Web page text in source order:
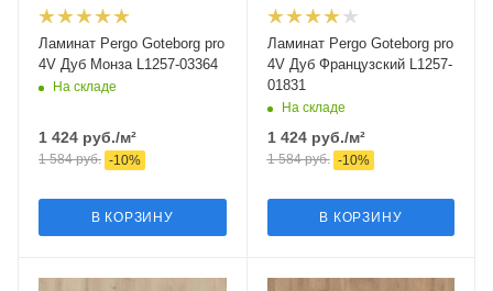
Ламинат Pergo Goteborg pro
4V Дуб Монза L1257-03364
На складе
1 424 руб./м²
1 584руб. -10%
В КОРЗИНУ
Ламинат Pergo Goteborg pro
4V Дуб Французский L1257-
01831
На складе
1 424руб./м²
1 584руб. -10%
В КОРЗИНУ